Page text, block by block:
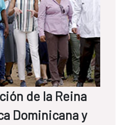
de la Reina
Dominicana y